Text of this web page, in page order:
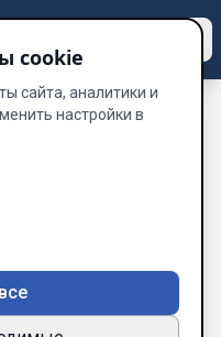
cookie
сайта, аналитики и
настройки в